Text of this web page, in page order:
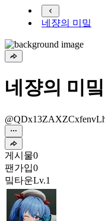
네쟝의 미밐
네쟝의 미밐
게시물0
팬가입0
밐타운Lv.1